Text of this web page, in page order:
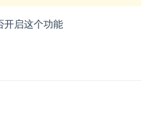
开启这个功能